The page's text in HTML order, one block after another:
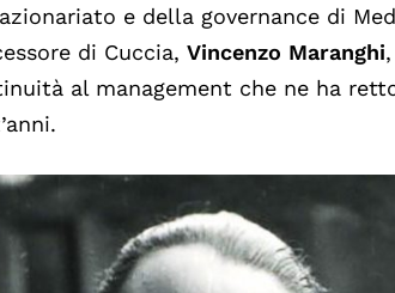
e della governance di
di Cuccia, Vincenzo Maranghi
al management che ne ha